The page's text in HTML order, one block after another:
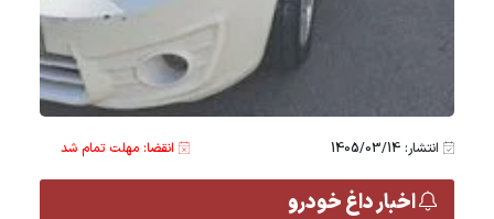
انتشار: 1405/03/14 انقضا: مهلت تمام شد
اخبار داغ خودرو